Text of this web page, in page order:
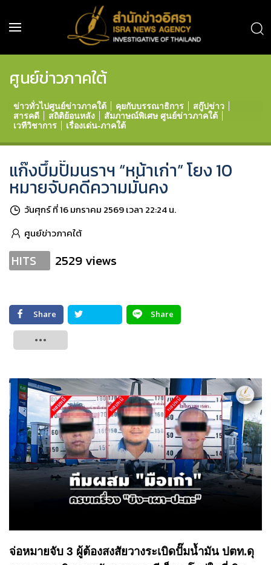
ศูนย์ข่าวภาคใต้
ข่าวทั่วไปศูนย์ข่าวภาคใต้ คุยกับบรรณาธิการ
สกู๊ปข่าว
สารคดี
สถิติย้อนหลัง
สัมภาษณ์พิเศษ ศูนย์ข่าวภาคใต้
เวทีวิชาการ
เรื่องเด่น-ภาคใต้
แก๊งบึ้มปั๊มนราฯ “หน้าเก่า” โยง 10
หมายจับคดีความมั่นคง
วันศุกร์ ที่ 16 มกราคม 2569 เวลา 22:24 น.
ศูนย์ข่าวภาคใต้
HITS 2529 views
Share
Share
จ่อหมายจับ 3 ผู้ต้องสงสัยวางระเบิดปั๊มน้ำมัน ปตท.ดุ